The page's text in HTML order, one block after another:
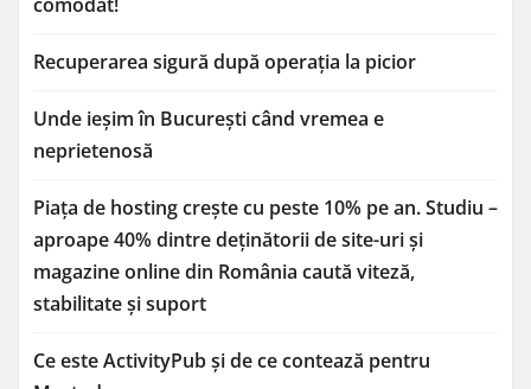
Recuperarea sigură după operația la picior
Unde ieșim în București când vremea e
neprietenosă
Piața de hosting crește cu peste 10% pe an. Studiu –
aproape 40% dintre deținătorii de site-uri și
magazine online din România caută viteză,
stabilitate și suport
Ce este ActivityPub și de ce contează pentru